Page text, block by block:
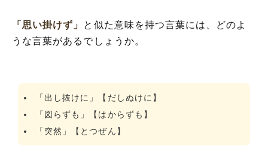
「思い掛けず」 と似た意味を持つ言葉には、どのよ
うな言葉があるでしょうか。
「出し抜けに」【だしぬけに】
「図らずも」【はからずも】
「突然」【とつぜん】